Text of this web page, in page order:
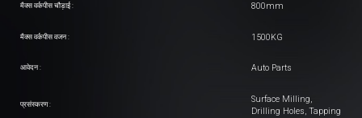
मैक्स वर्कपीस चौड़ाई : 800mm
मैक्स वर्कपीस वजन : 1500KG
आवेदन : Auto Parts
प्रसंस्करण :
Surface Milling,
Drilling Holes, Tapping